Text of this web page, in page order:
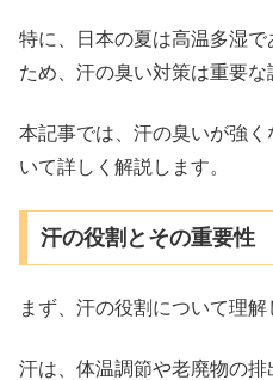
特に、日本の夏は高温多湿
ため、汗の臭い対策は重要な
本記事では、汗の臭いが強
いて詳しく解説します。
汗の役割とその重要性
まず、汗の役割について理解
汗は、体温調節や老廃物の